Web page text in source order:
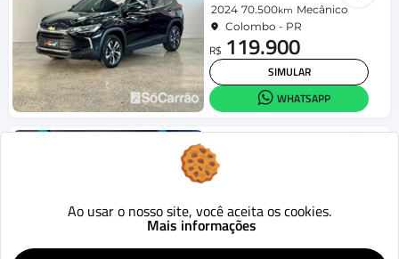
2024 70.500km Mecânico
Colombo - PR
R$ 119.900
SIMULAR
WHATSAPP
JeepCompass
LIMITED 2.0 4x2 Flex 16V Aut.
2019
R$ 95.990
Ao usar o nosso site, você aceita os cookies.
Mais informações